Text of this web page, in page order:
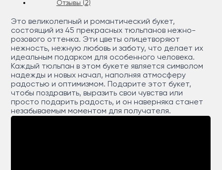
Отзывы (2)
Это великолепный и романтический букет,
состоящий из 45 прекрасных тюльпанов нежно-
розового оттенка. Эти цветы олицетворяют
нежность, нежную любовь и заботу, что делает их
идеальным подарком для особенного человека.
Каждый тюльпан в этом букете является символом
надежды и новых начал, наполняя атмосферу
радостью и оптимизмом. Подарите этот букет,
чтобы поздравить, выразить свои чувства или
просто подарить радость, и он наверняка станет
незабываемым моментом для получателя.